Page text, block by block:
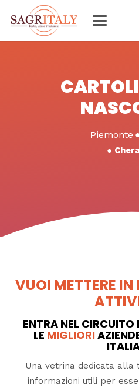
Piemonte
●
VUOI METTERE
ENTRA NEL CIRCUITO
LE MIGLIORI
Una vetrina dedicata alla
informazioni utili per